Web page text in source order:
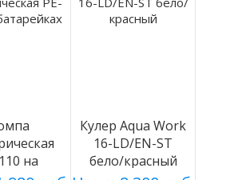
на
Кулер Aqua Work
16-LD/EN-ST
бело/красный